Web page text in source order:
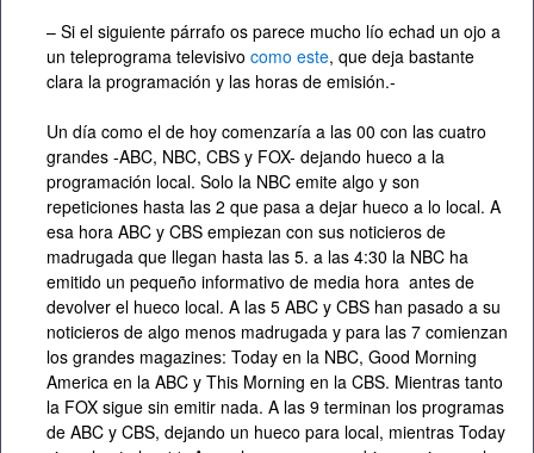
– Si el siguiente párrafo os parece mucho lío echad un ojo a
un teleprograma televisivo como este, que deja bastante
clara la programación y las horas de emisión.-
Un día como el de hoy comenzaría a las 00 con las cuatro
grandes -ABC, NBC, CBS y FOX- dejando hueco a la
programación local. Solo la NBC emite algo y son
repeticiones hasta las 2 que pasa a dejar hueco a lo local. A
esa hora ABC y CBS empiezan con sus noticieros de
madrugada que llegan hasta las 5. a las 4:30 la NBC ha
emitido un pequeño informativo de media hora antes de
devolver el hueco local. A las 5 ABC y CBS han pasado a su
noticieros de algo menos madrugada y para las 7 comienzan
los grandes magazines: Today en la NBC, Good Morning
America en la ABC y This Morning en la CBS. Mientras tanto
la FOX sigue sin emitir nada. A las 9 terminan los programas
de ABC y CBS, dejando un hueco para local, mientras Today